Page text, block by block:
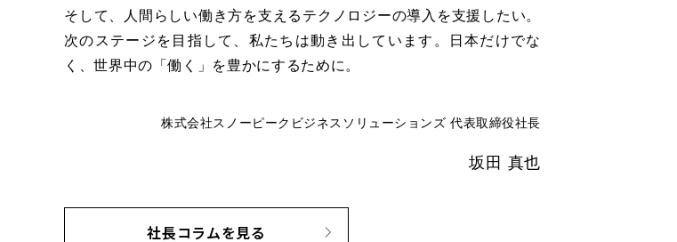
そして、人間らしい働き方を支えるテクノロジーの導入を支援したい。
次のステージを目指して、私たちは動き出しています。日本だけでな
く、世界中の「働く」を豊かにするために。
株式会社スノーピークビジネスソリューションズ 代表取締役社長
坂田 真也
社長コラムを見る